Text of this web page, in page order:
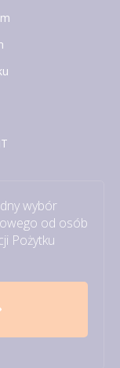
wybór
od osób
Pożytku